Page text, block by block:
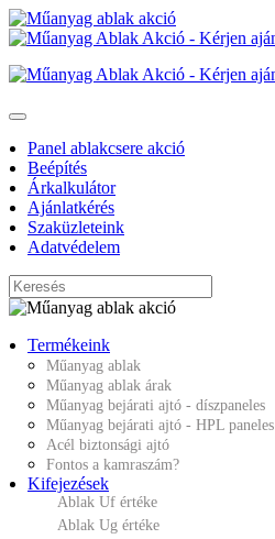
Panel ablakcsere akció
Beépítés
Árkalkulátor
Ajánlatkérés
Szaküzleteink
Adatvédelem
Termékeink
Műanyag ablak
Műanyag ablak árak
Műanyag bejárati ajtó - díszpaneles
Műanyag bejárati ajtó - HPL paneles
Acél biztonsági ajtó
Fontos a kamraszám?
Kifejezések
Ablak Uf értéke
Ablak Ug értéke